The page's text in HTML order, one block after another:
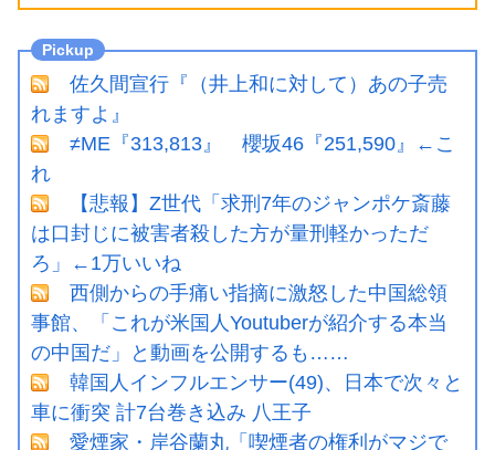
佐久間宣行『（井上和に対して）あの子売
れますよ』
≠ME『313,813』 櫻坂46『251,590』←こ
れ
【悲報】Z世代「求刑7年のジャンポケ斎藤
は口封じに被害者殺した方が量刑軽かっただ
ろ」←1万いいね
西側からの手痛い指摘に激怒した中国総領
事館、「これが米国人Youtuberが紹介する本当
の中国だ」と動画を公開するも……
韓国人インフルエンサー(49)、日本で次々と
車に衝突 計7台巻き込み 八王子
愛煙家・岸谷蘭丸「喫煙者の権利がマジで